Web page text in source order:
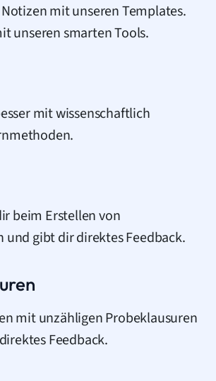
mit unseren Templates.
unseren smarten Tools.
mit wissenschaftlich
beim Erstellen von
und gibt dir direktes Feedback.
mit unzähligen Probeklausuren
Feedback.